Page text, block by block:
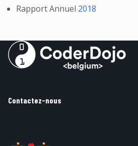
Rapport Annuel 2018
Contactez-nous